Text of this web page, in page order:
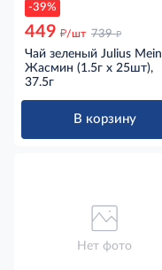
-39%
449 д/шт 739 д
Чай зеленый Julius Meinl
Жасмин (1.5г х 25шт),
37.5г
В корзину
Нет фото